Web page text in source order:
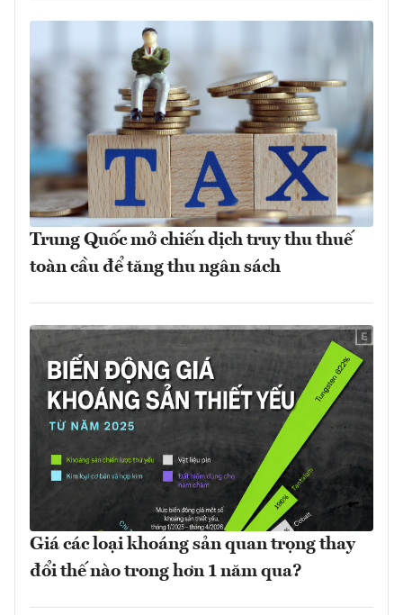
Trung Quốc mở chiến dịch truy thu thuế
toàn cầu để tăng thu ngân sách
Giá các loại khoáng sản quan trọng thay
đổi thế nào trong hơn 1 năm qua?